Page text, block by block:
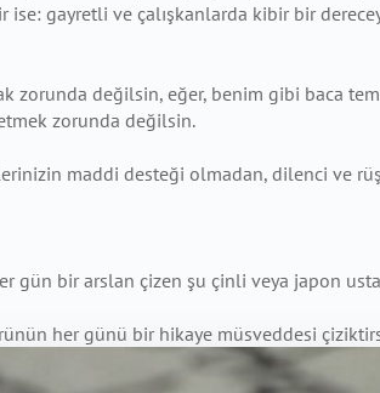
gayretli ve çalışkanlarda kibir bir
zorunda değilsin, eğer, benim gibi baca
zorunda değilsin.
maddi desteği olmadan, dilenci ve
gün bir arslan çizen şu çinli veya japon
her günü bir hikaye müsveddesi